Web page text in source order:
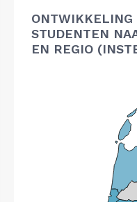
ONTWIKKELING
STUDENTEN
EN REGIO